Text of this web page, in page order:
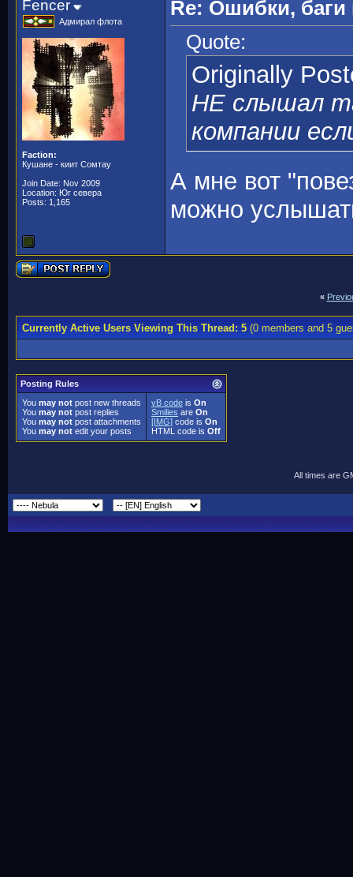
Fencer
Адмирал флота
Faction:
Кушане - киит Сомтау
Join Date: Nov 2009
Location: Юг севера
Posts: 1,165
Re: Ошибки, баги
Quote:
Originally
НЕ слышал
компании
А мне вот
можно
«
Currently Active Users Viewing This Thread: 5(0 members and 5
Posting Rules
You may not post new threads
You may not post replies
You may not post attachments
You may not edit your posts
vB code is On
Smilies are On
[IMG] code is On
HTML code is Off
All times are